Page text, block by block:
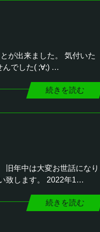
が出来ました。 気付いた
んでした( ;∀;) …
続きを読む
旧年中は大変お世話になり
致します。 2022年1…
続きを読む